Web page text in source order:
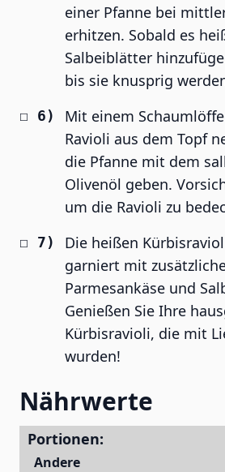
einer Pfanne bei
erhitzen. Sobald es
Salbeiblätter
bis sie knusprig
Mit einem
Ravioli aus dem Topf
die Pfanne mit dem
Olivenöl geben.
um die Ravioli zu
Die heißen
garniert mit
Parmesankäse und
Genießen Sie Ihre
Kürbisravioli, die mit
wurden!
Nährwerte
Portionen:
Andere